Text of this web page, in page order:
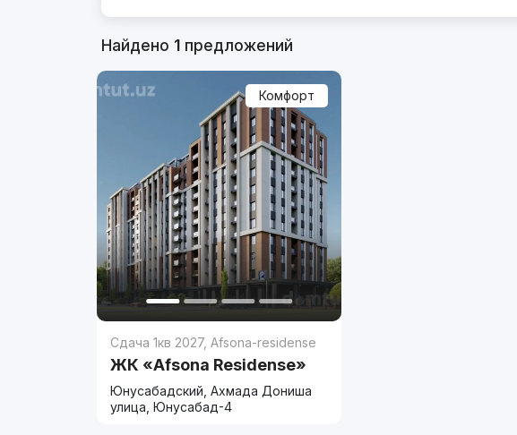
Найдено 1предложений
Комфорт
Сдача 1кв 2027,Afsona-residense
ЖК «Afsona Residense»
Юнусабадский, Ахмада Дониша
улица, Юнусабад-4